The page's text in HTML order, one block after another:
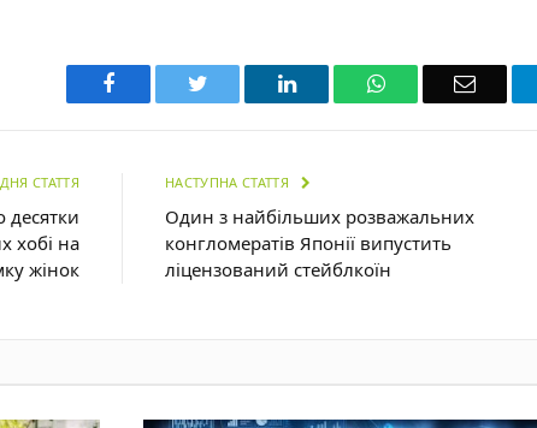
Facebook Twitter LinkedIn WhatsAppEmail
СТАТТЯ
десятки
хобі на
жінок
НАСТУПНА СТАТТЯ
Один з найбільших розважальних
конгломератів Японії випустить
ліцензований стейблкоїн